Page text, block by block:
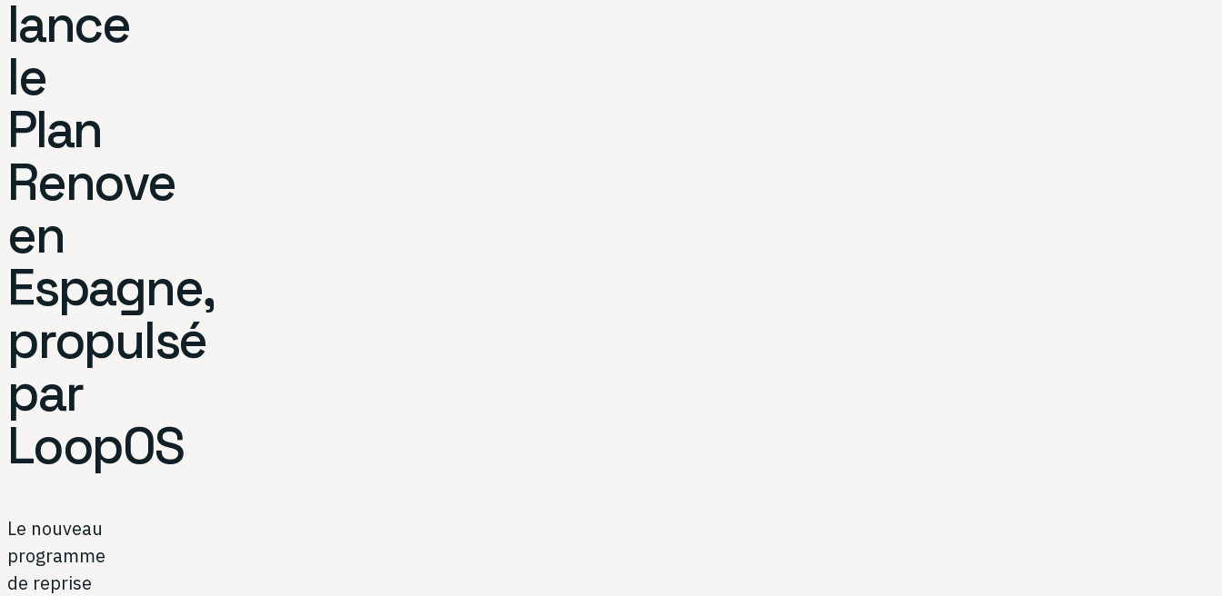
lance
le
Plan
Renove
en
Espagne,
propulsé
par
LoopOS
Le nouveau
programme
de reprise